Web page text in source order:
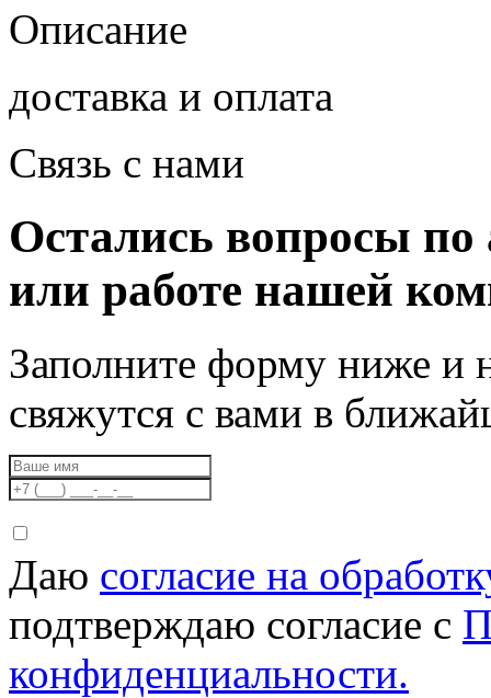
Описание
доставка и оплата
Связь с нами
Остались вопросы по
или работе нашей
Заполните форму ниже и
свяжутся с вами в
Даю согласие на
подтверждаю согласие с
конфиденциальности.